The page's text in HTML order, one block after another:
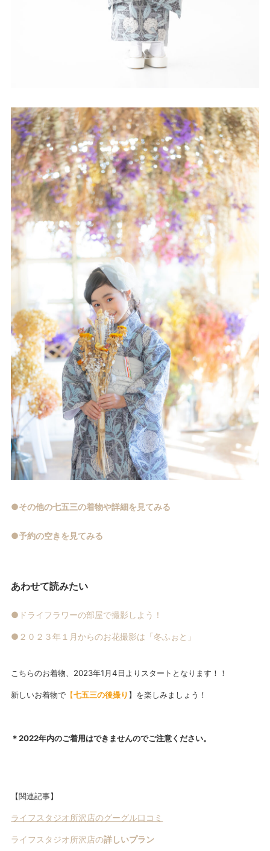
●その他の七五三の着物や詳細を見てみる
●予約の空きを見てみる
あわせて読みたい
●ドライフラワーの部屋で撮影しよう！
●２０２３年１月からのお花撮影は「冬ふぉと」
こちらのお着物、2023年1月4日よりスタートとなります！！
新しいお着物で 【七五三の後撮り】を楽しみましょう！
＊2022年内のご着用はできませんのでご注意ください。
【関連記事】
ライフスタジオ所沢店のグーグル口コミ
ライフスタジオ所沢店の詳しいプラン